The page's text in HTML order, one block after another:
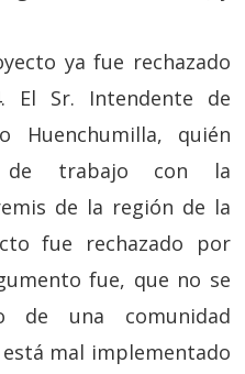
ya fue rechazado
El Sr. Intendente de
Huenchumilla, quién
de trabajo con la
de la región de la
fue rechazado por
fue, que no se
de una comunidad
mal implementado